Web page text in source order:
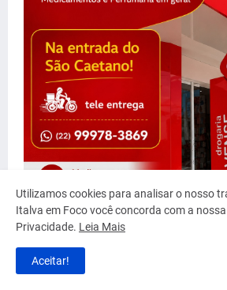
Utilizamos cookies para analisar o nosso
Italva em Foco você concorda com a
Privacidade. Leia Mais
Aceitar!